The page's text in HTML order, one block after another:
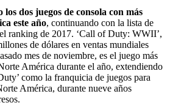
dos juegos de consola con más
este año, continuando con la lista de
ranking de 2017. ‘Call of Duty: WWII’,
de dólares en ventas mundiales
mes de noviembre, es el juego más
América durante el año, extendiendo
como la franquicia de juegos para
América, durante nueve años